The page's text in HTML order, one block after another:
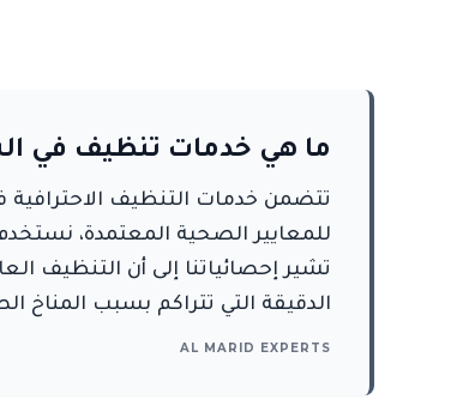
ما هي خدمات تنظيف في
الدقيقة التي تتراكم بسبب المناخ الصحراوي، مما
AL MARID EXPERTS